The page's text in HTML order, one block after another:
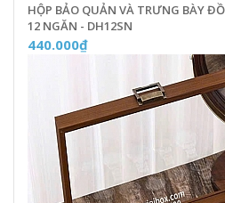
HỘP BẢO QUẢN VÀ TRƯNG BÀY
12 NGĂN - DH12SN
440.000₫